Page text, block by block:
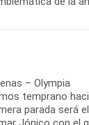
– Olympia
temprano
parada será